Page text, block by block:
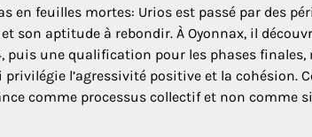
en feuilles mortes: Urios est passé par des
son aptitude à rebondir. À Oyonnax, il
puis une qualification pour les phases
l’agressivité positive et la cohésion.
comme processus collectif et non comme